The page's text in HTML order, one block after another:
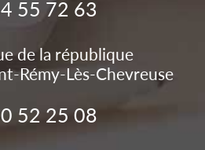
55 72 63
de la république
Rémy-Lès-Chevreuse
52 25 08